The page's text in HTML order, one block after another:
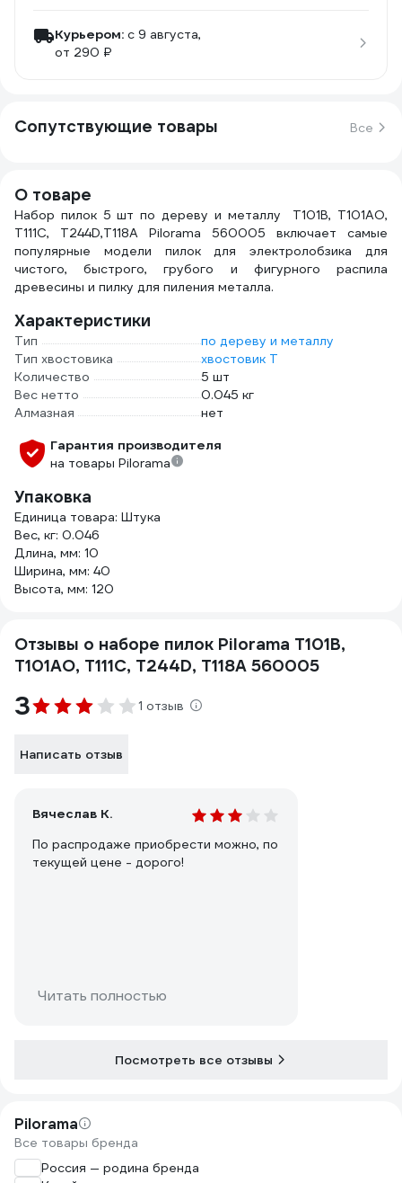
Курьером: c 9 августа,
от 290 ₽
Сопутствующие товары Все
О товаре
Набор пилок 5 шт по дереву и металлу T101B, T101AO,
T111C, T244D,T118A Pilorama 560005 включает самые
популярные модели пилок для электролобзика для
чистого, быстрого, грубого и фигурного распила
древесины и пилку для пиления металла.
Характеристики
Тип
по дереву и металлу
Тип хвостовика
хвостовик Т
Количество
5 шт
Вес нетто
0.045 кг
Алмазная
нет
Гарантия производителя
на товары Pilorama
Упаковка
Единица товара: Штука
Вес, кг: 0.046
Длина, мм: 10
Ширина, мм: 40
Высота, мм: 120
Отзывы о наборе пилок Pilorama T101B,
T101AO, T111C, T244D, T118A 560005
3 1 отзыв
Написать отзыв
Вячеслав К.
По распродаже приобрести можно, по
текущей цене - дорого!
Читать полностью
Посмотреть все отзывы
Pilorama
Все товары бренда
Россия — родина бренда